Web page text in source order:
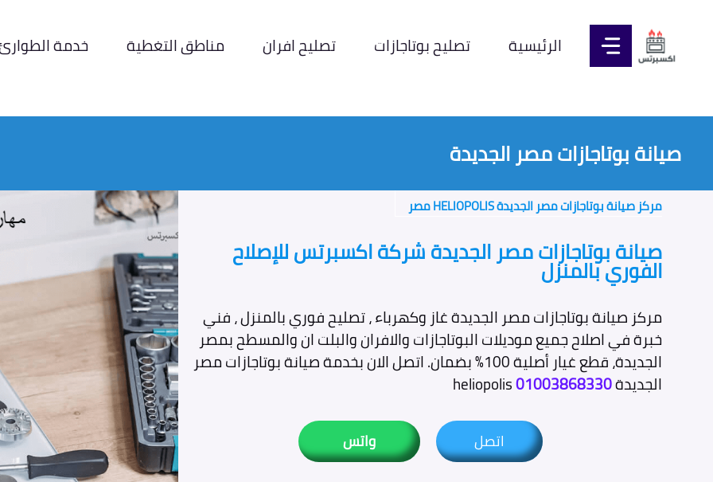
المحتوى الرئيسية تصليح بوتاجازات تصليح افران مناطق التغطية خدمة
صيانة بوتاجازات مصر الجديدة
مركز صيانة بوتاجازات مصر الجديدة HELIOPOLIS مصر
صيانة بوتاجازات مصر الجديدة شركة اكسبرتس للإصلاح
الفوري بالمنزل
مركز صيانة بوتاجازات مصر الجديدة غاز وكهرباء ، تصليح فوري بالمنزل ، فني
خبرة في اصلاح جميع موديلات البوتاجازات والافران والبلت ان والمسطح بمصر
الجديدة، قطع غيار أصلية 100% بضمان. اتصل الان بخدمة صيانة بوتاجازات مصر
الجديدة01003868330
اتصل واتس